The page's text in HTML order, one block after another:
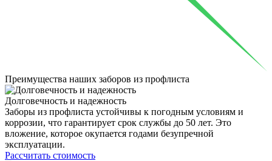
Преимущества наших заборов из профлиста
Долговечность и надежность
Заборы из профлиста устойчивы к погодным условиям и
коррозии, что гарантирует срок службы до 50 лет. Это
вложение, которое окупается годами безупречной
эксплуатации.
Рассчитать стоимость